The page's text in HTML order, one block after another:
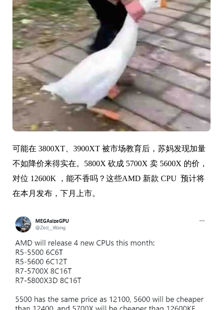
可能在 3800XT、3900XT 被市场教育后，苏妈发现加量
不如降价来得实在。5800X 砍成 5700X 卖 5600X 的价，
对位 12600K ，能不香吗？这些AMD 新款 CPU 预计将
在本月发布，下月上市。